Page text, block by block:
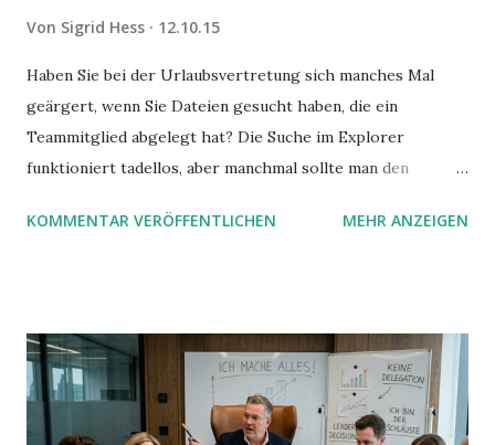
Von Sigrid Hess 12.10.15
Haben Sie bei der Urlaubsvertretung sich manches Mal
geärgert, wenn Sie Dateien gesucht haben, die ein
Teammitglied abgelegt hat? Die Suche im Explorer
funktioniert tadellos, aber manchmal sollte man den
mit UND oder ODER oder NICHT... Das geht so einfach,
KOMMENTAR VERÖFFENTLICHEN MEHR ANZEIGEN